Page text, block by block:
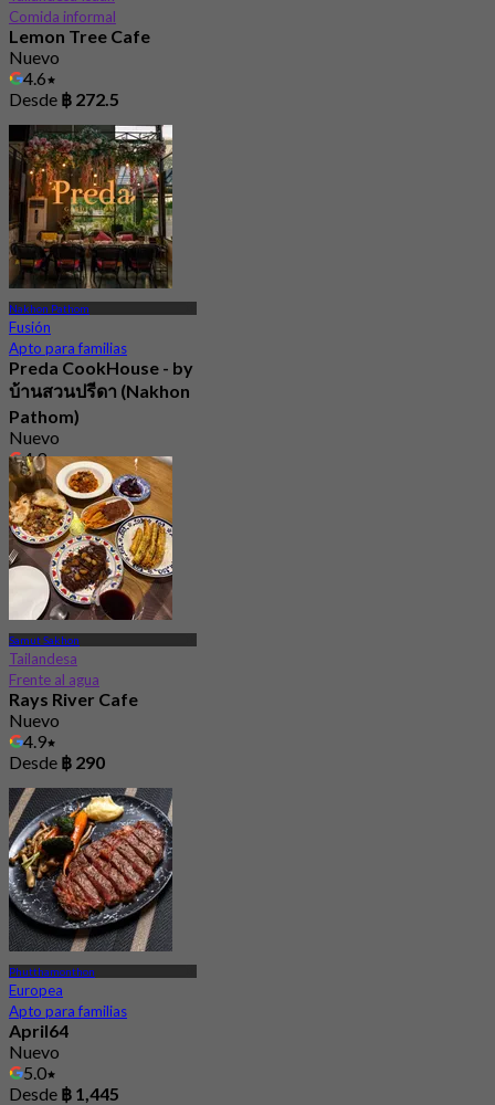
Comida informal
Lemon Tree Cafe
Nuevo
4.6
Desde ฿ 272.5
Nakhon Pathom
Fusión
Apto para familias
Preda CookHouse - by
บ้านสวนปรีดา (Nakhon
Pathom)
Nuevo
4.9
Desde฿ 472.5
Samut Sakhon
Tailandesa
Frente al agua
Rays River Cafe
Nuevo
4.9
Desde ฿ 290
Phutthamonthon
Europea
Apto para familias
April64
Nuevo
5.0
Desde ฿ 1,445